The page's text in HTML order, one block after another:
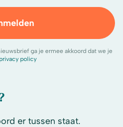
er tussen staat.
ga je ermee akkoord dat we je
policy